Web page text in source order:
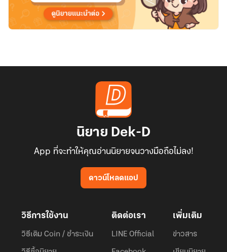
นิยาย Dek-D
App ที่จะทำให้คุณอ่านนิยายจนวางมือถือไม่ลง!
ดาวน์โหลดแอป
วิธีการใช้งาน
วิธีเติม Coin / ชำระเงิน
ติดต่อเรา
LINE Official
เพิ่มเติม
ข่าวสาร